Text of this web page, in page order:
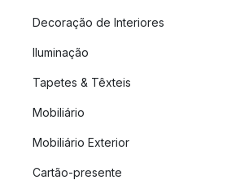
Decoração de Interiores
Iluminação
Tapetes & Têxteis
Mobiliário
Mobiliário Exterior
Cartão-presente